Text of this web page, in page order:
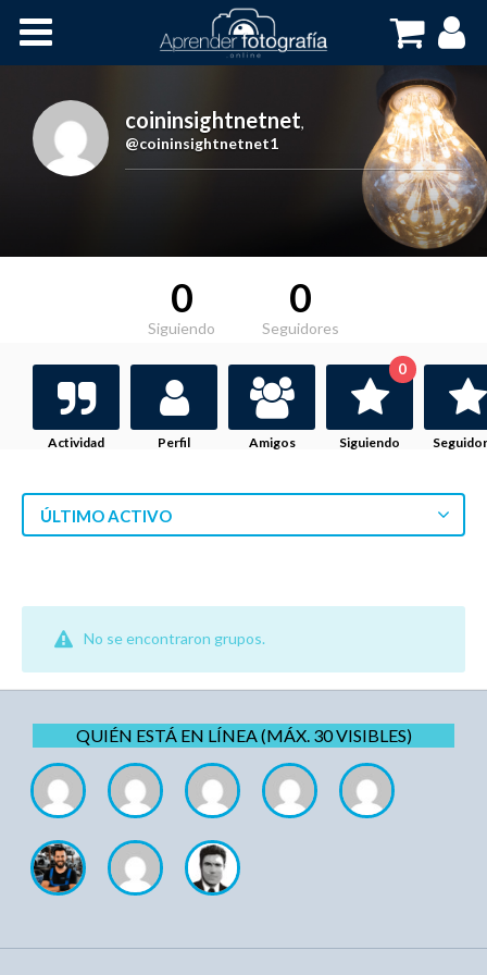
Cursos OnLine
coininsightnetnet,
@coininsightnetnet1
0
Siguiendo
0
Seguidores
Actividad Perfil Amigos Siguiendo
0
ÚLTIMO ACTIVO
No se encontraron grupos.
QUIÉN ESTÁ EN LÍNEA (MÁX. 30 VISIBLES)